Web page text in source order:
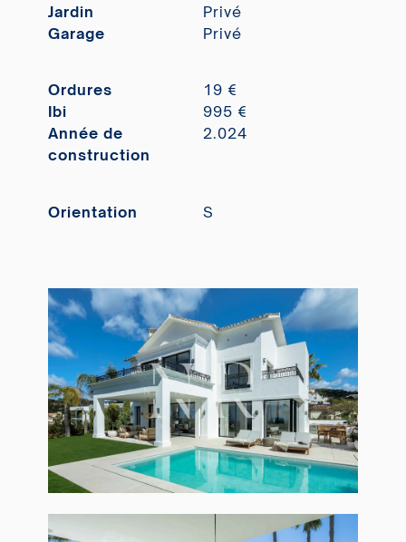
Jardin
Privé
Garage
Privé
Ordures
19 €
Ibi
995 €
Année de
construction
2.024
Orientation S